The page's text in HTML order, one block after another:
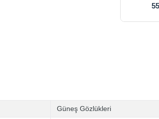
Güneş Gözlükleri